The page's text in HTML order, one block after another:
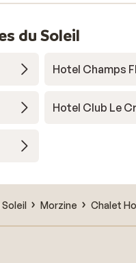
du Soleil
Hotel Champs
Hotel Club Le
Morzine Chalet